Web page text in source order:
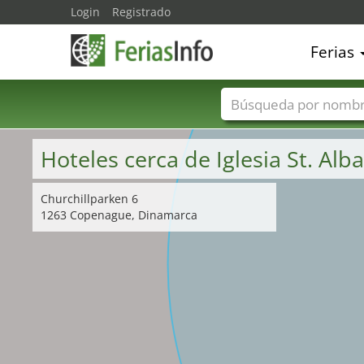
Hoteles cerca de Iglesia St.
Churchillparken 6
1263 Copenague, Dinamarca
Login Registrado
Ferias
Nombres de ferias